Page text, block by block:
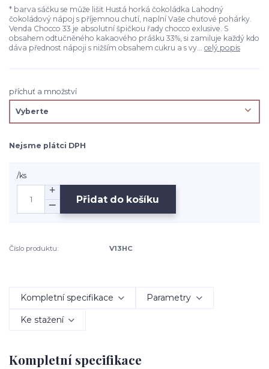
* barva sáčku se může lišit Hustá horká čokoládka Lahodný
čokoládový nápoj s příjemnou chutí, naplní Vaše chuťové pohárky.
Venda Chocco 33 je absolutní špičkou řady chocco exlusive. S
obsahem odtučněného kakaového prášku 33%, si zamiluje každý kdo
dáva přednost nápoji s nižším obsahem cukru a s vy... celý popis
příchuť a množství
Nejsme plátci DPH
/ks
Přidat do košíku
Číslo produktu: V13HC
Kompletní specifikace Parametry
Ke stažení
Kompletní specifikace